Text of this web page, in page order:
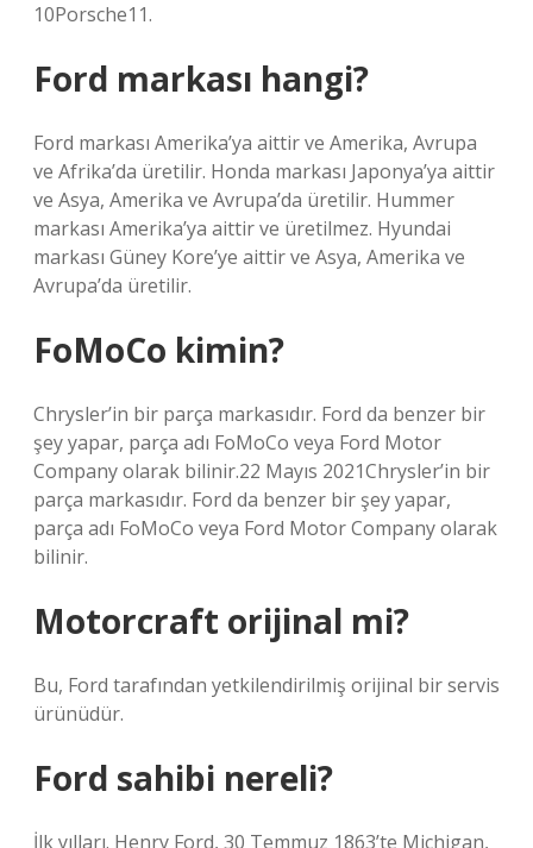
10Porsche11.
Ford markası hangi?
Ford markası Amerika’ya aittir ve Amerika, Avrupa
ve Afrika’da üretilir. Honda markası Japonya’ya aittir
ve Asya, Amerika ve Avrupa’da üretilir. Hummer
markası Amerika’ya aittir ve üretilmez. Hyundai
markası Güney Kore’ye aittir ve Asya, Amerika ve
Avrupa’da üretilir.
FoMoCo kimin?
Chrysler’in bir parça markasıdır. Ford da benzer bir
şey yapar, parça adı FoMoCo veya Ford Motor
Company olarak bilinir.22 Mayıs 2021Chrysler’in bir
parça markasıdır. Ford da benzer bir şey yapar,
parça adı FoMoCo veya Ford Motor Company olarak
bilinir.
Motorcraft orijinal mi?
Bu, Ford tarafından yetkilendirilmiş orijinal bir servis
ürünüdür.
Ford sahibi nereli?
İlk yılları. Henry Ford, 30 Temmuz 1863’te Michigan,